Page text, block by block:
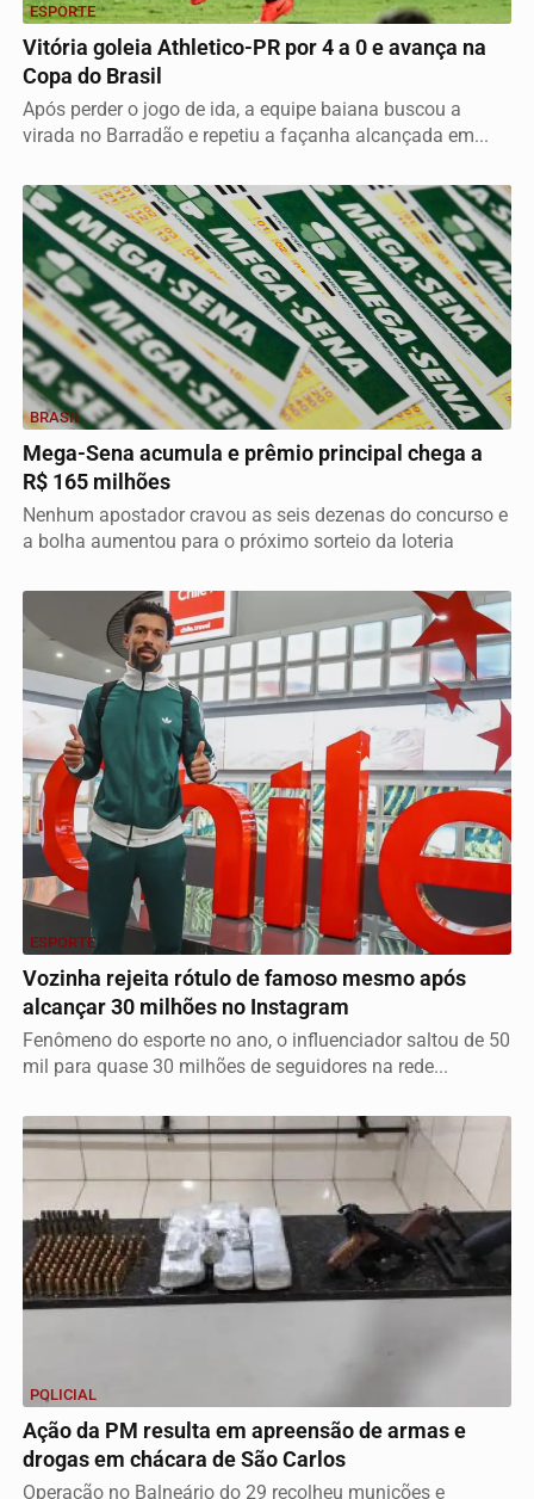
ESPORTE
Vitória goleia Athletico-PR por 4 a 0 e avança na
Copa do Brasil
Após perder o jogo de ida, a equipe baiana buscou a
virada no Barradão e repetiu a façanha alcançada em...
BRASIL
Mega-Sena acumula e prêmio principal chega a
R$ 165 milhões
Nenhum apostador cravou as seis dezenas do concurso e
a bolha aumentou para o próximo sorteio da loteria
ESPORTE
Vozinha rejeita rótulo de famoso mesmo após
alcançar 30 milhões no Instagram
Fenômeno do esporte no ano, o influenciador saltou de 50
mil para quase 30 milhões de seguidores na rede...
POLICIAL
Ação da PM resulta em apreensão de armas e
drogas em chácara de São Carlos
Operação no Balneário do 29 recolheu munições e